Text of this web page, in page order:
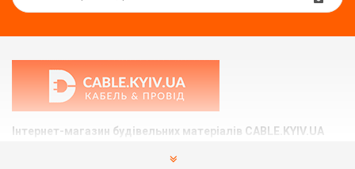
Інтернет-магазин будівельних матеріалів CABLE.KYIV.UA
Ми допоможемо вам підібрати та купити те, що Вам